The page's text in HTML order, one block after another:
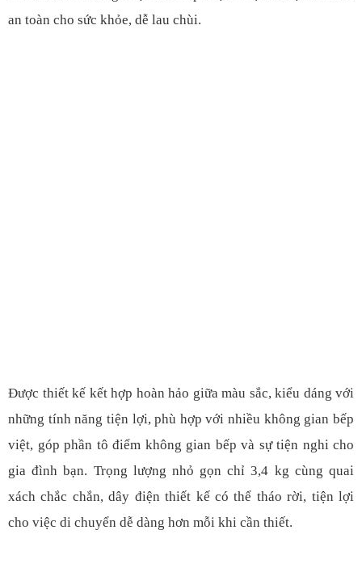
an toàn cho sức khỏe, dễ lau chùi.
Được thiết kế kết hợp hoàn hảo giữa màu sắc, kiểu dáng với
những tính năng tiện lợi, phù hợp với nhiều không gian bếp
việt, góp phần tô điểm không gian bếp và sự tiện nghi cho
gia đình bạn. Trọng lượng nhỏ gọn chỉ 3,4 kg cùng quai
xách chắc chắn, dây điện thiết kế có thể tháo rời, tiện lợi
cho việc di chuyển dễ dàng hơn mỗi khi cần thiết.